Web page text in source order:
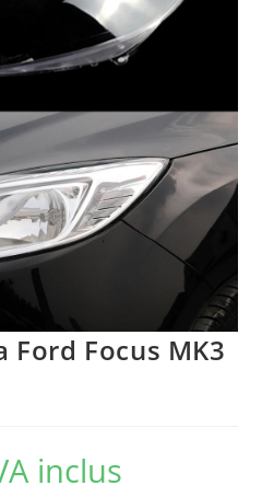
Ford Focus MK3
inclus